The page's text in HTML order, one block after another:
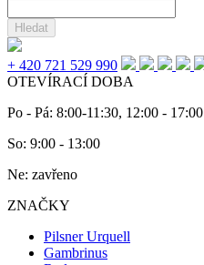
Hledat
+ 420 721 529 990
OTEVÍRACÍ DOBA
Po - Pá: 8:00-11:30, 12:00 - 17:00
So: 9:00 - 13:00
Ne: zavřeno
ZNAČKY
Pilsner Urquell
Gambrinus